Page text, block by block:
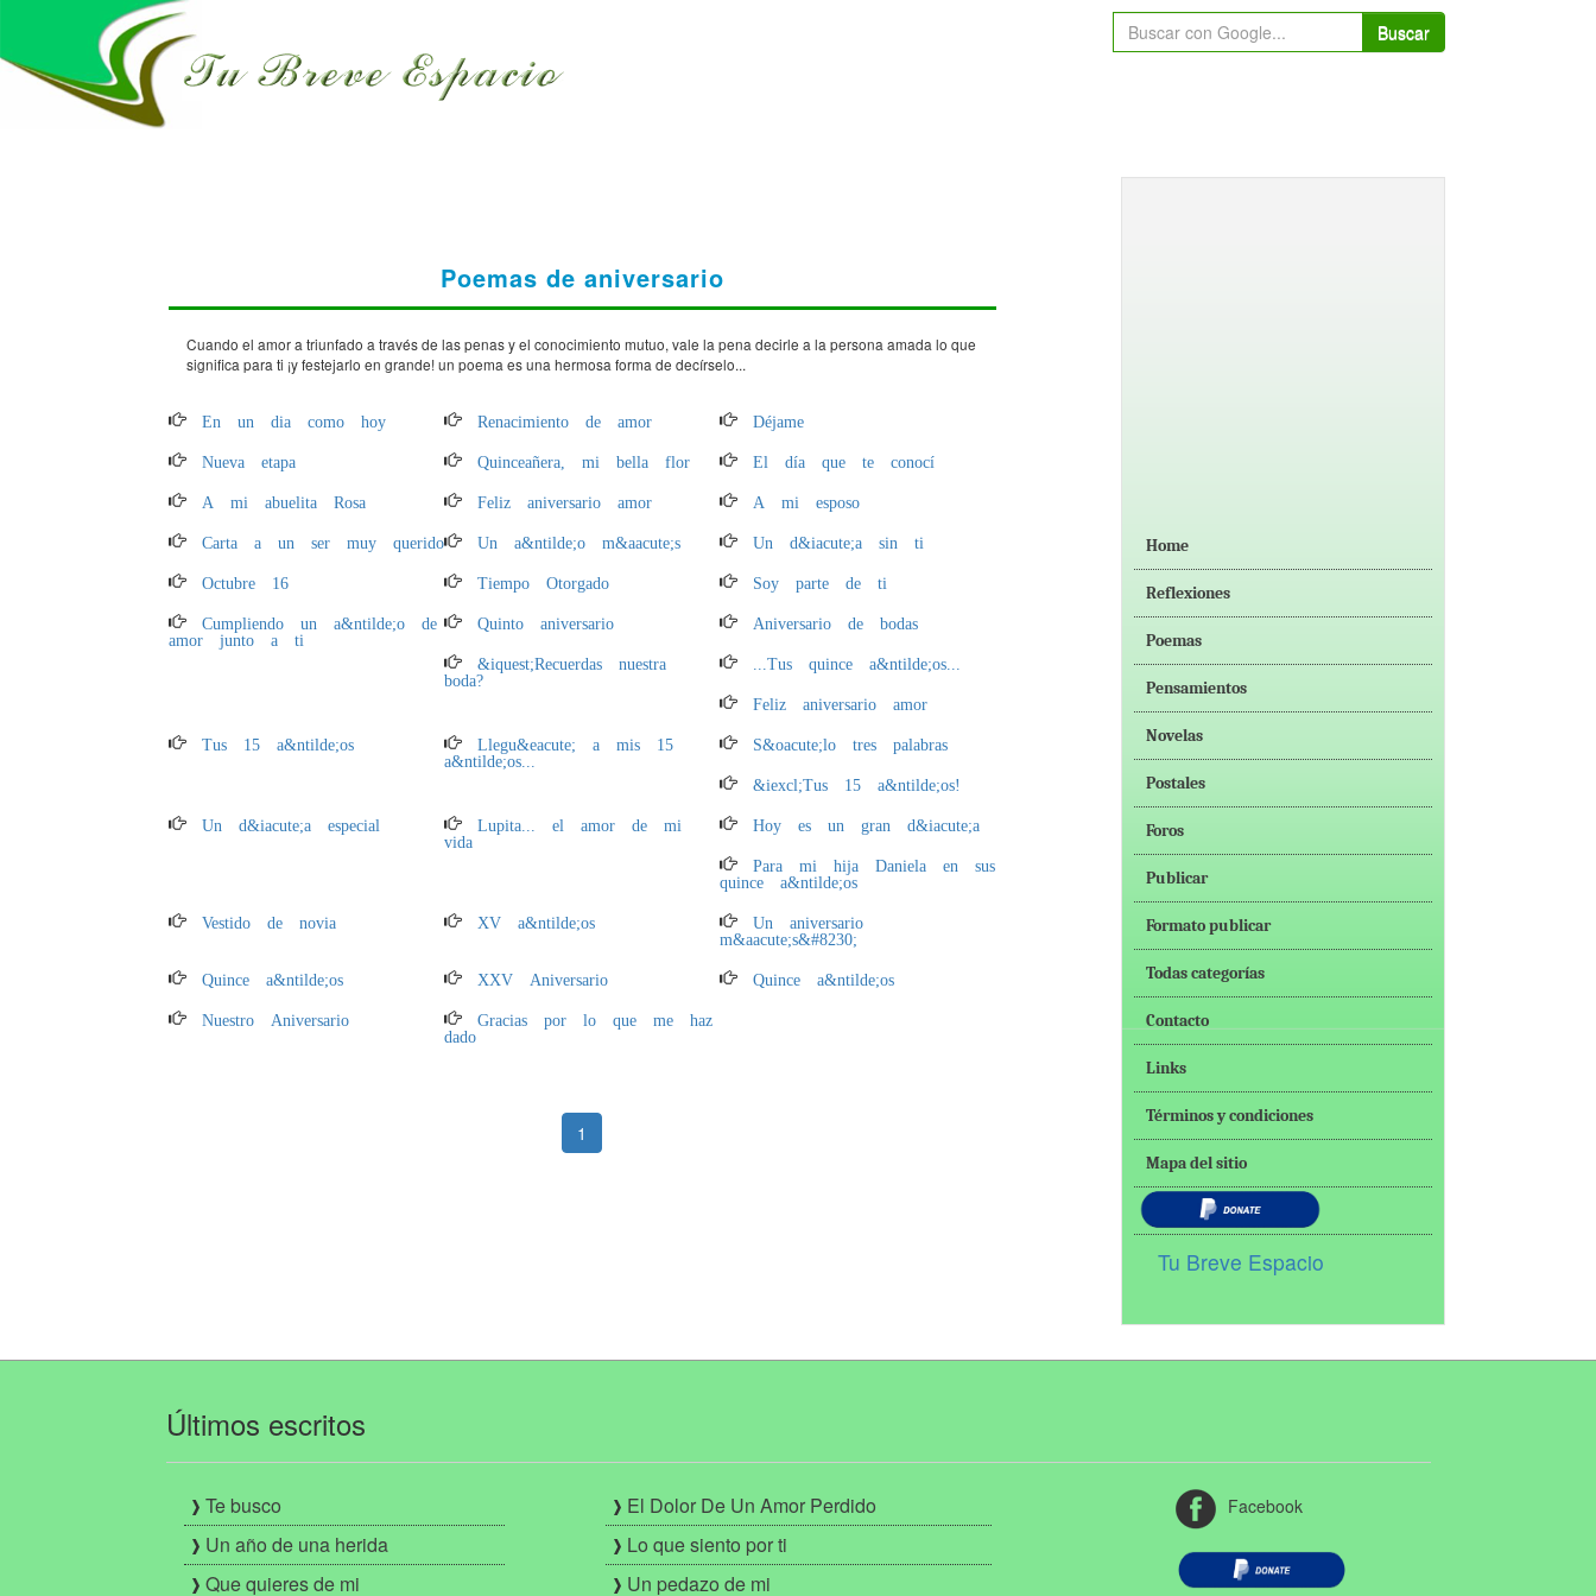
Buscar
Poemas de aniversario
Cuando el amor a triunfado a través de las penas y el conocimiento mutuo, vale la pena decirle a la persona amada lo que
significa para ti ¡y festejarlo en grande! un poema es una hermosa forma de decírselo...
En un dia como hoy Renacimiento de amor Déjame
Nueva etapa Quinceañera, mi bella flor El día que te conocí
A mi abuelita Rosa Feliz aniversario amor A mi esposo
Carta a un ser muy querido Un a&ntilde;o m&aacute;s Un d&iacute;a sin ti
Octubre 16 Tiempo Otorgado Soy parte de ti
Cumpliendo un a&ntilde;o de
amor junto a ti
Quinto aniversario Aniversario de bodas
&iquest;Recuerdas nuestra
boda?
...Tus quince a&ntilde;os...
Feliz aniversario amor
Tus 15 a&ntilde;os
Llegu&eacute; a mis 15
a&ntilde;os...
S&oacute;lo tres palabras
&iexcl;Tus 15 a&ntilde;os!
Un d&iacute;a especial
Lupita... el amor de mi
vida
Hoy es un gran d&iacute;a
Para mi hija Daniela en sus
quince a&ntilde;os
Vestido de novia XV a&ntilde;os
Un aniversario
m&aacute;s&#8230;
Quince a&ntilde;os XXV Aniversario Quince a&ntilde;os
Nuestro Aniversario
Gracias por lo que me haz
dado
1
Home
Reflexiones
Poemas
Pensamientos
Novelas
Postales
Foros
Publicar
Formato publicar
Todas categorías
Contacto
Links
Términos y condiciones
Mapa del sitio
Tu Breve Espacio
Últimos escritos
Te busco
Un año de una herida
Que quieres de mi
El Dolor De Un Amor Perdido
Lo que siento por ti
Un pedazo de mi
Facebook